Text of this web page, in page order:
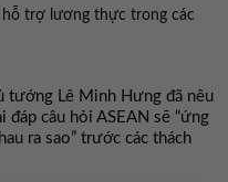
hỗ trợ lương thực trong các
tướng Lê Minh Hưng đã nêu
đáp câu hỏi ASEAN sẽ “ứng
ra sao” trước các thách